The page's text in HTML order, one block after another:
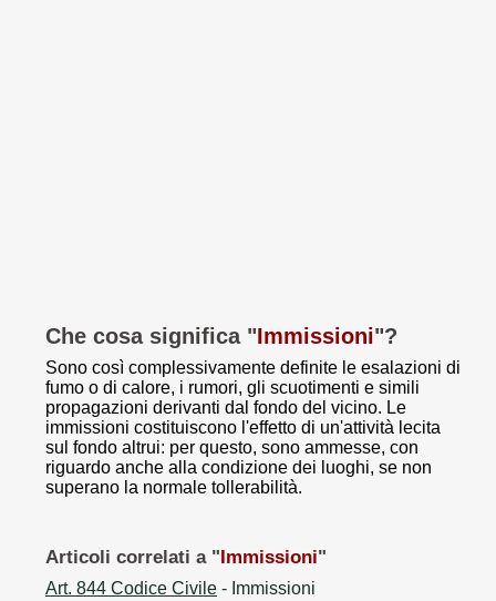
Che cosa significa "Immissioni"?
Sono così complessivamente definite le esalazioni di
fumo o di calore, i rumori, gli scuotimenti e simili
propagazioni derivanti dal fondo del vicino. Le
immissioni costituiscono l'effetto di un'attività lecita
sul fondo altrui: per questo, sono ammesse, con
riguardo anche alla condizione dei luoghi, se non
superano la normale tollerabilità.
Articoli correlati a "Immissioni"
Art. 844 Codice Civile - Immissioni